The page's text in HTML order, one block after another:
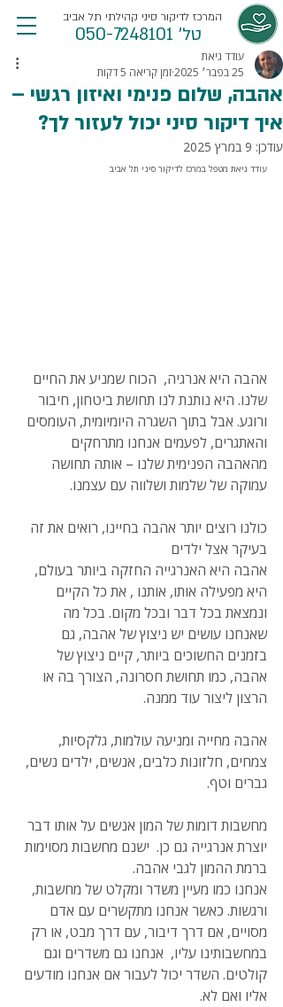
טל' 050-7248101
המרכז לדיקור סיני קהילתי תל אביב
אהבה, שלום פנימי ואיזון רגשי –
איך דיקור סיני יכול לעזור לך?
עודד גיאת
25 בפבר׳ 2025
זמן קריאה 5 דקות
עודכן: 9 במרץ 2025
עודד גיאת מטפל במרכז לדיקור סיני תל אביב
אהבה היא אנרגיה,  הכוח שמניע את החיים
שלנו. היא נותנת לנו תחושת ביטחון, חיבור
ורוגע. אבל בתוך השגרה היומיומית, העומסים
והאתגרים, לפעמים אנחנו מתרחקים
מהאהבה הפנימית שלנו – אותה תחושה
עמוקה של שלמות ושלווה עם עצמנו.
כולנו רוצים יותר אהבה בחיינו, רואים את זה
בעיקר אצל ילדים
אהבה היא האנרגייה החזקה ביותר בעולם,
היא מפעילה אותו, אותנו , את כל הקיים
ונמצאת בכל דבר ובכל מקום. בכל מה
שאנחנו עושים יש ניצוץ של אהבה, גם
בזמנים החשוכים ביותר, קיים ניצוץ של
אהבה, כמו תחושת חסרונה, הצורך בה או
הרצון ליצור עוד ממנה.
אהבה מחייה ומניעה עולמות, גלקסיות,
צמחים, חלזונות כלבים, אנשים, ילדים נשים,
גברים וטף.
מחשבות דומות של המון אנשים על אותו דבר
יוצרת אנרגייה גם כן.  ישנם מחשבות מסוימות
ברמת ההמון לגבי אהבה.
אנחנו כמו מעיין משדר ומקלט של מחשבות,
ורגשות. כאשר אנחנו מתקשרים עם אדם
מסויים, אם דרך דיבור, עם דרך מבט, או רק
במחשבותינו עליו,  אנחנו גם משדרים וגם
קולטים. השדר יכול לעבור אם אנחנו מודעים
אליו ואם לא.